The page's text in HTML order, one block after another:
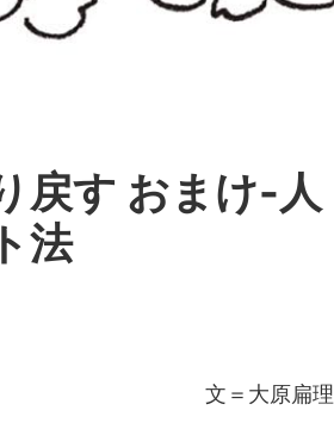
戻す おまけ-人
法
文＝大原扁理